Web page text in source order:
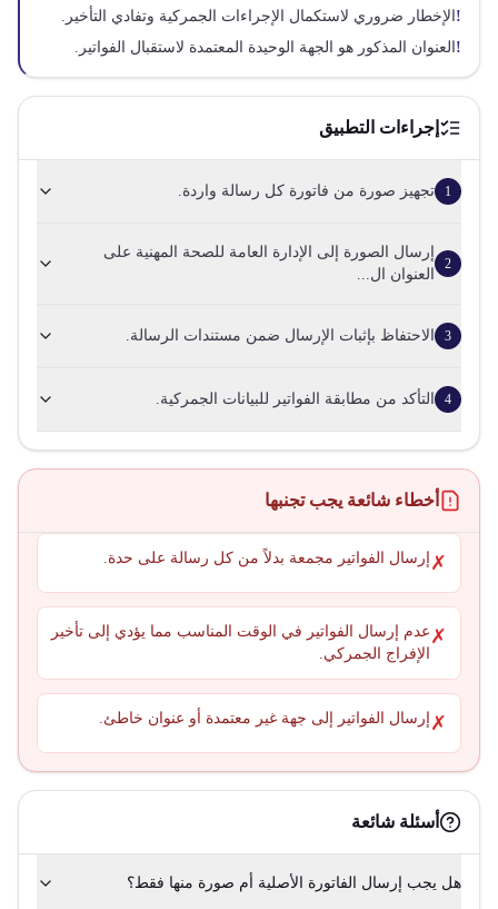
! الإخطار ضروري لاستكمال الإجراءات الجمركية وتفادي التأخير.
! العنوان المذكور هو الجهة الوحيدة المعتمدة لاستقبال الفواتير.
إجراءات التطبيق
1 تجهيز صورة من فاتورة كل رسالة واردة.
2
إرسال الصورة إلى الإدارة العامة للصحة المهنية على
العنوان ال...
3 الاحتفاظ بإثبات الإرسال ضمن مستندات الرسالة.
4 التأكد من مطابقة الفواتير للبيانات الجمركية.
أخطاء شائعة يجب تجنبها
✗ إرسال الفواتير مجمعة بدلاً من كل رسالة على حدة.
✗ عدم إرسال الفواتير في الوقت المناسب مما يؤدي إلى تأخير
الإفراج الجمركي.
✗ إرسال الفواتير إلى جهة غير معتمدة أو عنوان خاطئ.
أسئلة شائعة
هل يجب إرسال الفاتورة الأصلية أم صورة منها فقط؟